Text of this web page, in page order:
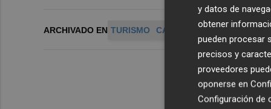
ARCHIVADO EN TURISMO CASTELLON
y datos de
obtener
pueden procesar
precisos y
proveedores
oponerse en
Configuración de